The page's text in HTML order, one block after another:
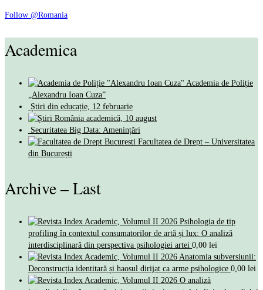
Follow @Romania
Academica
Academia de Poliție
„Alexandru Ioan Cuza”
Știri din educație, 12 februarie
România academică, 10 august
Securitatea Big Data: Amenințări
Facultatea de Drept – Universitatea
din București
Archive – Last
Psihologia de tip
profiling în contextul consumatorilor de artă și lux: O analiză
interdisciplinară din perspectiva psihologiei artei 0,00 lei
Anatomia subversiunii:
Deconstrucția identitară și haosul dirijat ca arme psihologice 0,00 lei
O analiză